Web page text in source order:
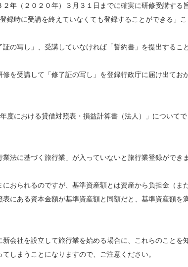
年（２０２０年）３月３１日までに確実に研修受講する
録時に受講を終えていなくても登録することができる」こ
の写し」、受講していなければ「誓約書」を提出するこ
を受講して「修了証の写し」を登録行政庁に届け出てお
度における貸借対照表・損益計算書（法人）」についてで
法に基づく旅行業」が入っていないと旅行業登録ができ
おられるのですが、基準資産額とは資産から負担金（ま
にある資本金額が基準資産額と同額だと、基準資産額を
会社を設立して旅行業を始める場合に、これらのことを
しまうことになりますので、ご注意ください。